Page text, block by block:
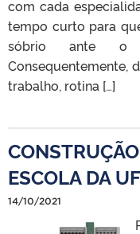
com cada
tempo curto para
sóbrio ante o
Consequentemente,
trabalho, rotina […]
ESCOLA DA
14/10/2021